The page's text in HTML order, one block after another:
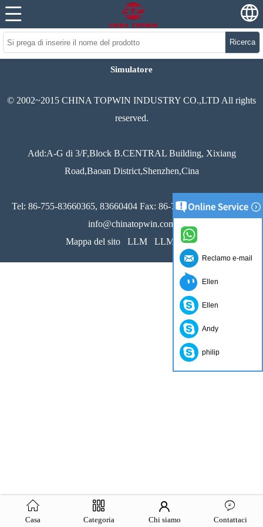
Ricerca
Simulatore
© 2002~2015 CHINA TOPWIN INDUSTRY CO.,LTD All rights
reserved.
Add:A-G di 3/F,Block B.CENTRAL Building, Xixiang
Road,Baoan District,Shenzhen,Cina
Tel: 86-755-83660365, 83660404 Fax: 86-755-83660251 Email:
info@chinatopwin.com
Mappa del sito
LLM LLM pieno
Casa Categoria Chi siamo Contattaci
Reclamo e-mail
Ellen
Ellen
Andy
philip